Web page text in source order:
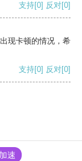
支持[0] 反对[0]
现卡顿的情况，希
支持[0] 反对[0]
速